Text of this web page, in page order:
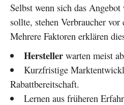
Selbst wenn sich das
sollte, stehen Verbraucher
Mehrere Faktoren erklären
Herstellerwarten meist
Kurzfristige
Rabattbereitschaft.
Lernen aus früheren